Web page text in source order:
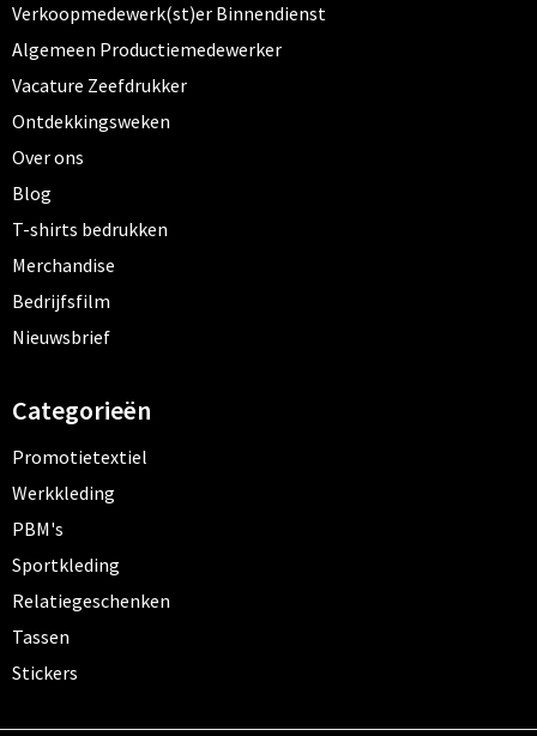
Verkoopmedewerk(st)er Binnendienst
Algemeen Productiemedewerker
Vacature Zeefdrukker
Ontdekkingsweken
Over ons
Blog
T-shirts bedrukken
Merchandise
Bedrijfsfilm
Nieuwsbrief
Categorieën
Promotietextiel
Werkkleding
PBM's
Sportkleding
Relatiegeschenken
Tassen
Stickers